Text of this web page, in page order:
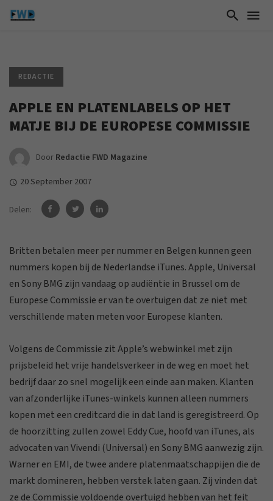
REDACTIE
APPLE EN PLATENLABELS OP HET
MATJE BIJ DE EUROPESE COMMISSIE
Door Redactie FWD Magazine
20 September 2007
Delen:
Britten betalen meer per nummer en Belgen kunnen geen
nummers kopen bij de Nederlandse iTunes. Apple, Universal
en Sony BMG zijn vandaag op audiëntie in Brussel om de
Europese Commissie er van te overtuigen dat ze niet met
verschillende maten meten voor Europese klanten.
Volgens de Commissie zit Apple’s webwinkel met zijn
prijsbeleid het vrije handelsverkeer in de weg en moet het
bedrijf daar zo snel mogelijk een einde aan maken. Klanten
van afzonderlijke iTunes-winkels kunnen alleen nummers
kopen met een creditcard die in dat land is geregistreerd. Op
de hoorzitting zullen zowel Eddy Cue, hoofd van iTunes, als
advocaten van Vivendi (Universal) en Sony BMG aanwezig zijn.
Warner en EMI, de twee andere platenmaatschappijen die de
markt domineren, hebben verstek laten gaan. Zij vinden dat
ze de Commissie voldoende overtuigd hebben van het feit